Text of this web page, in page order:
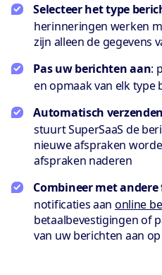
Selecteer het type
herinneringen werken
zijn alleen de gegevens
Pas uw berichten aan:
en opmaak van elk type
Automatisch verzenden
stuurt SuperSaaS de
nieuwe afspraken
afspraken naderen
Combineer met
notificaties aan online
betaalbevestigingen of
van uw berichten aan